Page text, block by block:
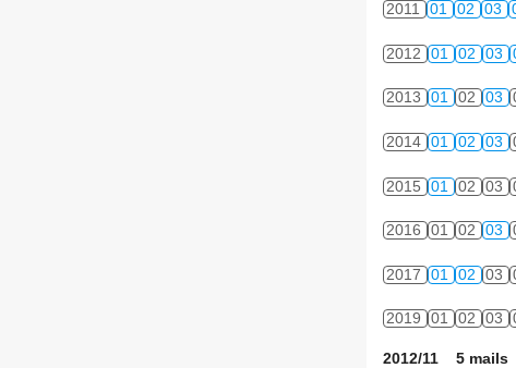
2011 01 02 03
2012 01 02 03
2013 01 02 03
2014 01 02 03
2015 01 02 03
2016 01 02 03
2017 01 02 03
2019 01 02 03
2012/11 5 mails